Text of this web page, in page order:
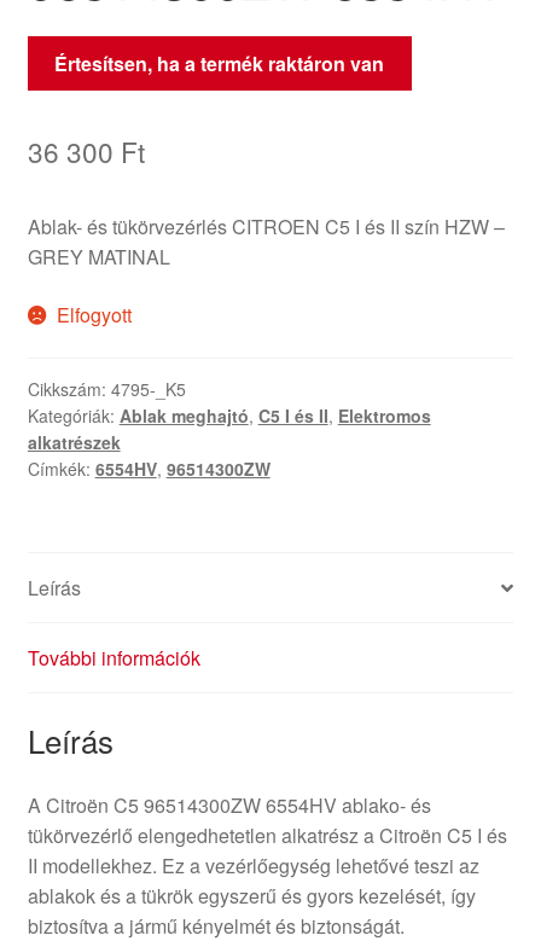
Értesítsen, ha a termék raktáron van
36 300 Ft
Ablak- és tükörvezérlés CITROEN C5 I és II szín HZW –
GREY MATINAL
Elfogyott
Cikkszám: 4795-_K5
Kategóriák: Ablak meghajtó, C5 I és II, Elektromos
alkatrészek
Címkék: 6554HV, 96514300ZW
Leírás
További információk
Leírás
A Citroën C5 96514300ZW 6554HV ablako- és
tükörvezérlő elengedhetetlen alkatrész a Citroën C5 I és
II modellekhez. Ez a vezérlőegység lehetővé teszi az
ablakok és a tükrök egyszerű és gyors kezelését, így
biztosítva a jármű kényelmét és biztonságát.